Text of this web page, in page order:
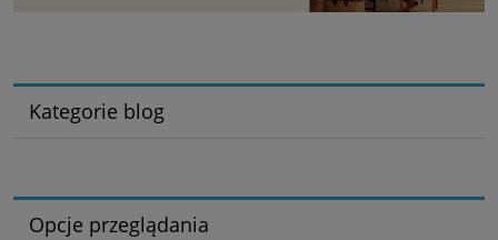
Kategorie blog
Opcje przeglądania